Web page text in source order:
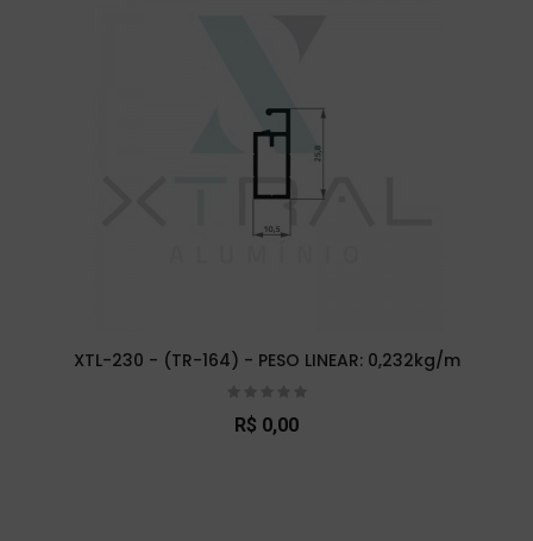
XTL-230 - (TR-164) - PESO LINEAR: 0,232kg/m
R$ 0,00